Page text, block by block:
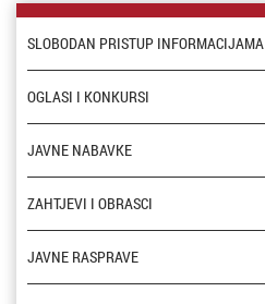
SLOBODAN PRISTUP INFORMACIJAMA
OGLASI I KONKURSI
JAVNE NABAVKE
ZAHTJEVI I OBRASCI
JAVNE RASPRAVE